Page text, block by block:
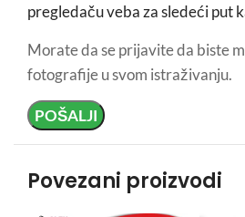
pregledaču veba za sledeći put
Morate da se prijavite da biste
fotografije u svom istraživanju.
Povezani proizvodi